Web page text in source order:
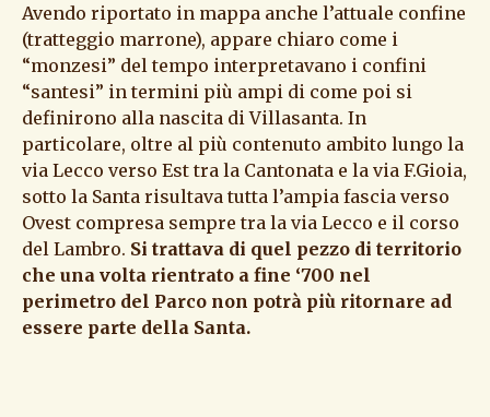
Avendo riportato in mappa anche l’attuale confine
(tratteggio marrone), appare chiaro come i
“monzesi” del tempo interpretavano i confini
“santesi” in termini più ampi di come poi si
definirono alla nascita di Villasanta. In
particolare, oltre al più contenuto ambito lungo la
via Lecco verso Est tra la Cantonata e la via F.Gioia,
sotto la Santa risultava tutta l’ampia fascia verso
Ovest compresa sempre tra la via Lecco e il corso
del Lambro. Si trattava di quel pezzo di territorio
che una volta rientrato a fine ‘700 nel
perimetro del Parco non potrà più ritornare ad
essere parte della Santa.